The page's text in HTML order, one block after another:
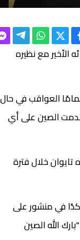
الأخير مع نظيره
العواقب في حال
الصين على أي
خلال فترة
في منشور على
الله الصين